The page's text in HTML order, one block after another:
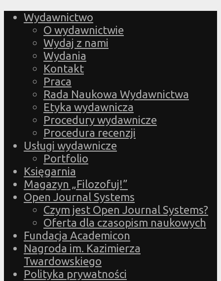
Wydawnictwo
O wydawnictwie
Wydaj z nami
Wydania
Kontakt
Praca
Rada Naukowa Wydawnictwa
Etyka wydawnicza
Procedury wydawnicze
Procedura recenzji
Usługi wydawnicze
Portfolio
Księgarnia
Magazyn „Filozofuj!”
Open Journal Systems
Czym jest Open Journal Systems?
Oferta dla czasopism naukowych
Fundacja Academicon
Nagroda im. Kazimierza
Twardowskiego
Polityka prywatności